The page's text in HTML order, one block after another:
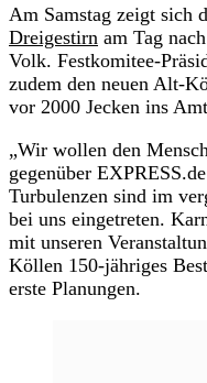
Am Samstag zeigt sich
Dreigestirn am Tag
Volk. Festkomitee-
zudem den neuen Alt-
vor 2000 Jecken ins
„Wir wollen den
gegenüber
Turbulenzen sind im
bei uns eingetreten.
mit unseren
Köllen 150-jähriges
erste Planungen.